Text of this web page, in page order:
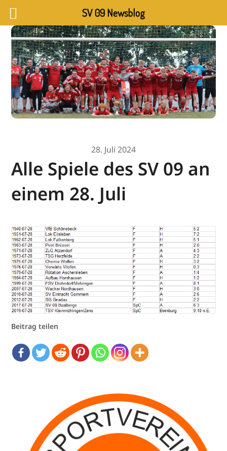
28. Juli 2024
Alle Spiele des SV 09 an
einem 28. Juli
Beitrag teilen
SV 09 Newsblog